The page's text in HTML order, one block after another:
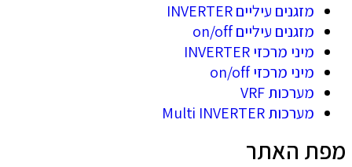
מזגנים עיליים INVERTER
מזגנים עיליים on/off
מיני מרכזי INVERTER
מיני מרכזי on/off
מערכות VRF
מערכות Multi INVERTER
מפת האתר